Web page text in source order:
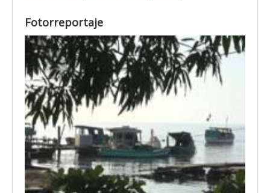
Fotorreportaje